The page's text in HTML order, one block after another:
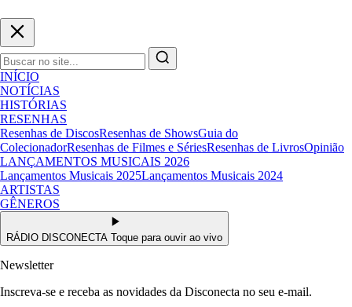
INÍCIO
NOTÍCIAS
HISTÓRIAS
RESENHAS
Resenhas de DiscosResenhas de ShowsGuia do
ColecionadorResenhas de Filmes e SériesResenhas de LivrosOpinião
LANÇAMENTOS MUSICAIS 2026
Lançamentos Musicais 2025Lançamentos Musicais 2024
ARTISTAS
GÊNEROS
RÁDIO DISCONECTA Toque para ouvir ao vivo
Newsletter
Inscreva-se e receba as novidades da Disconecta no seu e-mail.